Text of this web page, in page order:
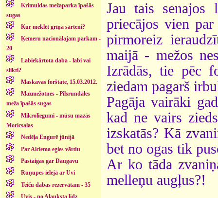
Krimuldas mežaparka īpašās
sugas
Kur meklēt grīņa sārteni?
Ķemeru nacionālajam parkam -
20
Labiekārtota daba - labi vai
slikti?
Maskavas forštate, 15.03.2012.
Mazmežotnes - Pilsrundāles
meža īpašās sugas
Mikroliegumi - mūsu mazās
Moricsalas
Nedēļa Engurē jūnijā
Par Alciema egles vārdu
Pastaigas gar Daugavu
Ruņupes ielejā ar Uvi
Teiču dabas rezervātam - 35
Uvis - no Alauksta līdz
Jau tais senajos
priecājos vien
pirmoreiz
maijā - mežos
Izrādās, tie pēc
ziedam pagarš
Pagāja vairāki
kad ne vairs
izskatās? Kā
bet no ogas tik
Ar ko tāda
melleņu augļus?!